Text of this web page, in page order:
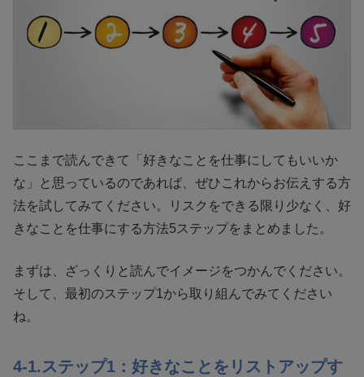
ここまで読んできて「好きなことを仕事にしてもいいか
な」と思っているのであれば、ぜひこれからお伝えする方
法を試してみてください。リスクをできる限り少なく、好
きなことを仕事にする方法5ステップをまとめました。
まずは、ざっくりと読んでイメージをつかんでください。
そして、最初のステップ1から取り組んでみてください
ね。
4-1.ステップ1：好きなことをリストアップす